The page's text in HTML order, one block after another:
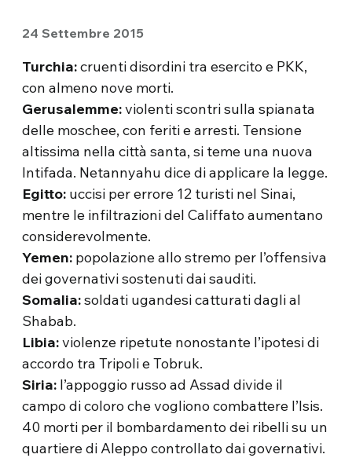
24 Settembre 2015
Turchia:cruenti disordini tra esercito e PKK,
con almeno nove morti.
Gerusalemme:violenti scontri sulla spianata
delle moschee, con feriti e arresti. Tensione
altissima nella città santa, si teme una nuova
Intifada. Netannyahu dice di applicare la legge.
Egitto: uccisi per errore 12 turisti nel Sinai,
mentre le infiltrazioni del Califfato aumentano
considerevolmente.
Yemen: popolazione allo stremo per l’offensiva
dei governativi sostenuti dai sauditi.
Somalia:soldati ugandesi catturati dagli al
Shabab.
Libia:violenze ripetute nonostante l’ipotesi di
accordo tra Tripoli e Tobruk.
Siria: l’appoggio russo ad Assad divide il
campo di coloro che vogliono combattere l’Isis.
40 morti per il bombardamento dei ribelli su un
quartiere di Aleppo controllato dai governativi.